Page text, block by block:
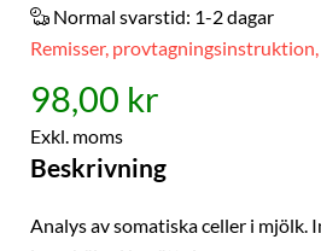
Normal svarstid: 1-2 dagar
Remisser, provtagningsinstruktion,
98,00 kr
Exkl. moms
Beskrivning
Analys av somatiska celler i mjölk.